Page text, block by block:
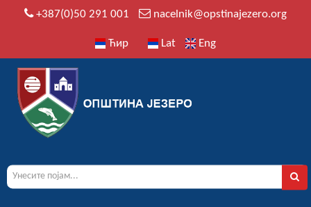
+387(0)50 291 001 nacelnik@opstinajezero.org
Ћир Lat Eng